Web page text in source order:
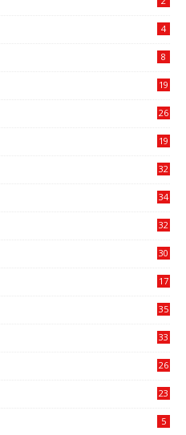
4
8
19
26
19
32
34
32
30
17
35
33
26
23
5